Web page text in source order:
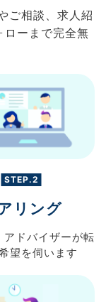
ご相談、求人紹
ローまで完全無
STEP.2
リング
アドバイザーが転
望を伺います